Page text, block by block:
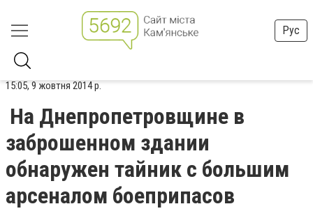
Рус
15:05, 9 жовтня 2014 р.
На Днепропетровщине в
заброшенном здании
обнаружен тайник с большим
арсеналом боеприпасов